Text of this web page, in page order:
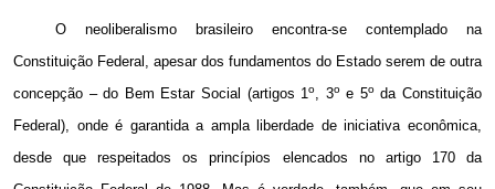
O neoliberalismo brasileiro encontra-se contemplado na
Constituição Federal, apesar dos fundamentos do Estado serem de outra
concepção – do Bem Estar Social (artigos 1o , 3oe 5oda Constituição
Federal), onde é garantida a ampla liberdade de iniciativa econômica,
desde que respeitados os princípios elencados no artigo 170 da